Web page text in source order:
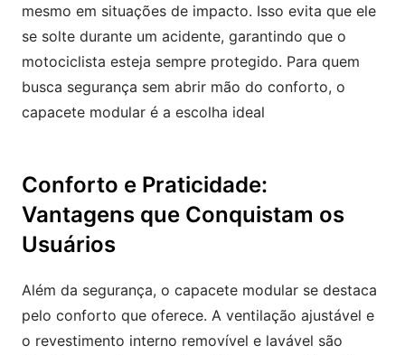
mesmo em situações de impacto. Isso evita que ele
se solte durante um acidente, garantindo que o
motociclista esteja sempre protegido. Para quem
busca segurança sem abrir mão do conforto, o
capacete modular é a escolha ideal
Conforto e Praticidade:
Vantagens que Conquistam os
Usuários
Além da segurança, o capacete modular se destaca
pelo conforto que oferece. A ventilação ajustável e
o revestimento interno removível e lavável são